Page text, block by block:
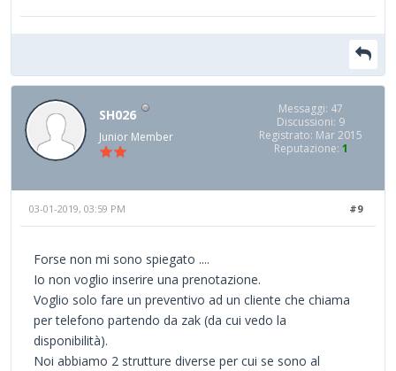
SH026
Junior Member
Messaggi: 47
Discussioni: 9
Registrato: Mar 2015
Reputazione: 1
#9
03-01-2019, 03:59 PM
Forse non mi sono spiegato ....
Io non voglio inserire una prenotazione.
Voglio solo fare un preventivo ad un cliente che chiama
per telefono partendo da zak (da cui vedo la
disponibilità).
Noi abbiamo 2 strutture diverse per cui se sono al